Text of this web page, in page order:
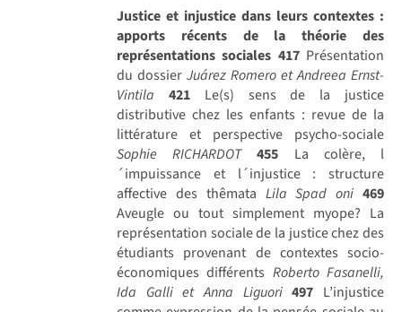
Justice et injustice dans leurs contextes :
apports récents de la théorie des
représentations sociales 417Présentation
du dossierJuárez Romero et Andreea Ernst-
Vintila
421Le(s) sens de la justice
distributive chez les enfants : revue de la
littérature et perspective psycho-sociale
Sophie RICHARDOT
455 La colère, l
´impuissance et l´injustice : structure
affective des thêmata Lila Spad oni 469
Aveugle ou tout simplement myope? La
représentation sociale de la justice chez des
étudiants provenant de contextes socio-
économiques différents Roberto Fasanelli,
Ida Galli et Anna Liguori 497 L’injustice